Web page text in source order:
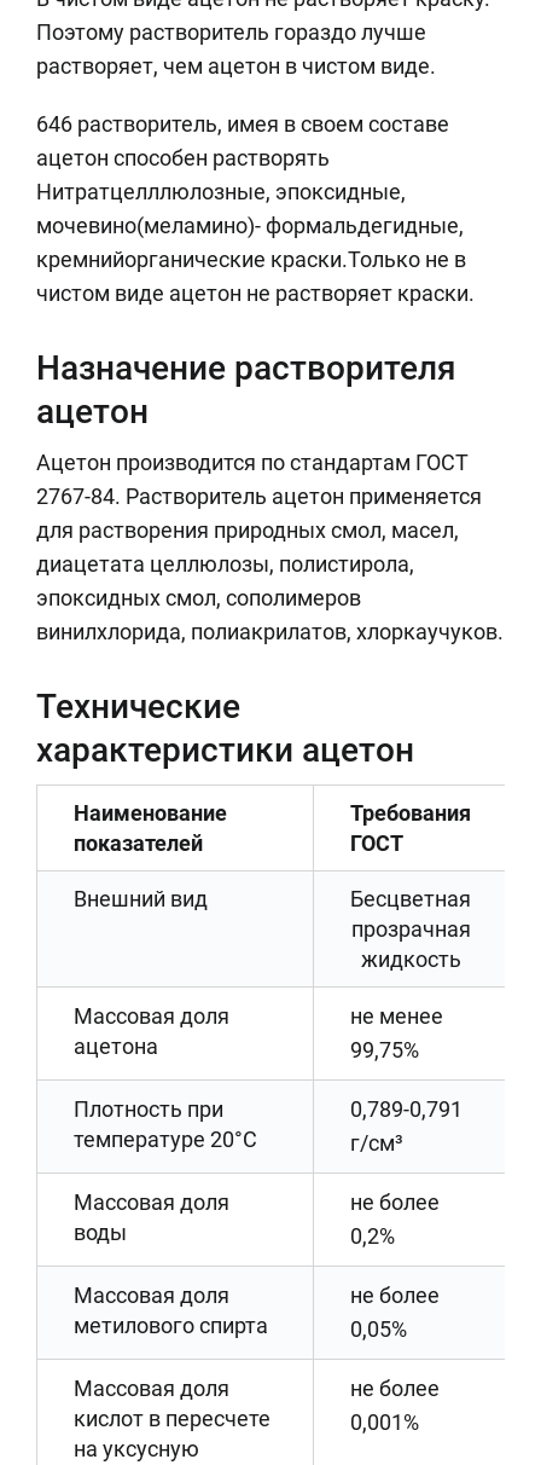
Поэтому растворитель гораздо лучше
растворяет, чем ацетон в чистом виде.
646 растворитель, имея в своем составе
ацетон способен растворять
Нитратцелллюлозные, эпоксидные,
мочевино(меламино)- формальдегидные,
кремнийорганические краски.Только не в
чистом виде ацетон не растворяет краски.
Назначение растворителя
ацетон
Ацетон производится по стандартам ГОСТ
2767-84. Растворитель ацетон применяется
для растворения природных смол, масел,
диацетата целлюлозы, полистирола,
эпоксидных смол, сополимеров
винилхлорида, полиакрилатов, хлоркаучуков.
Технические
характеристики ацетон
Наименование
показателей
Требования
ГОСТ
Внешний вид
Бесцветная
прозрачная
жидкость
Массовая доля
ацетона
не менее
99,75%
Плотность при
температуре 20°С
0,789-0,791
г/см³
Массовая доля
воды
не более
0,2%
Массовая доля
метилового спирта
не более
0,05%
Массовая доля
кислот в пересчете
на уксусную
не более
0,001%